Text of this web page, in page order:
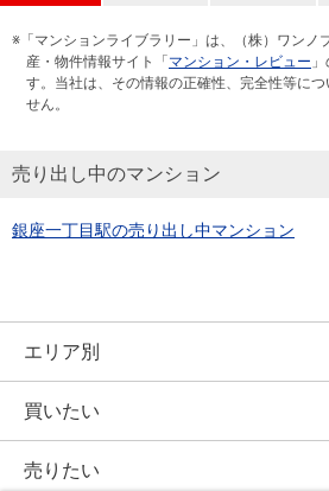
※「マンションライブラリー」は、（株）ワンノ
産・物件情報サイト「 マンション・レビュー
す。当社は、その情報の正確性、完全性等に
せん。
売り出し中のマンション
銀座一丁目駅の売り出し中マンション
エリア別
買いたい
売りたい